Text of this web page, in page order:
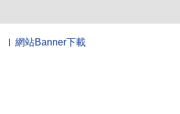
網站Banner下載